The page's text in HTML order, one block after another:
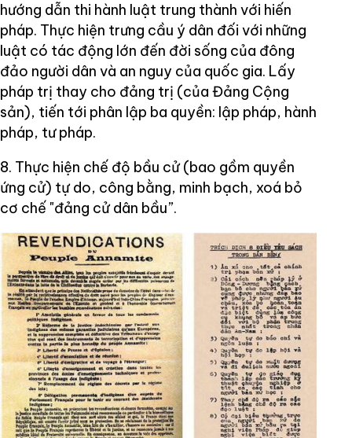
hướng dẫn thi hành luật trung thành với hiến
pháp. Thực hiện trưng cầu ý dân đối với những
luật có tác động lớn đến đời sống của đông
đảo người dân và an nguy của quốc gia. Lấy
pháp trị thay cho đảng trị (của Đảng Cộng
sản), tiến tới phân lập ba quyền: lập pháp, hành
pháp, tư pháp.
8. Thực hiện chế độ bầu cử (bao gồm quyền
ứng cử) tự do, công bằng, minh bạch, xoá bỏ
cơ chế "đảng cử dân bầu”.